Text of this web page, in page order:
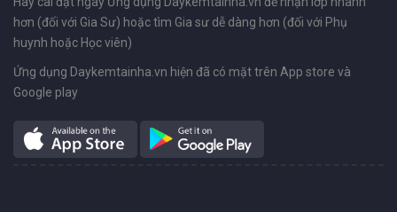
hơn (đối với Gia Sư) hoặc tìm Gia sư dễ dàng hơn (đối với Phụ
huynh hoặc Học viên)
Ứng dụng Daykemtainha.vn hiện đã có mặt trên App store và
Google play